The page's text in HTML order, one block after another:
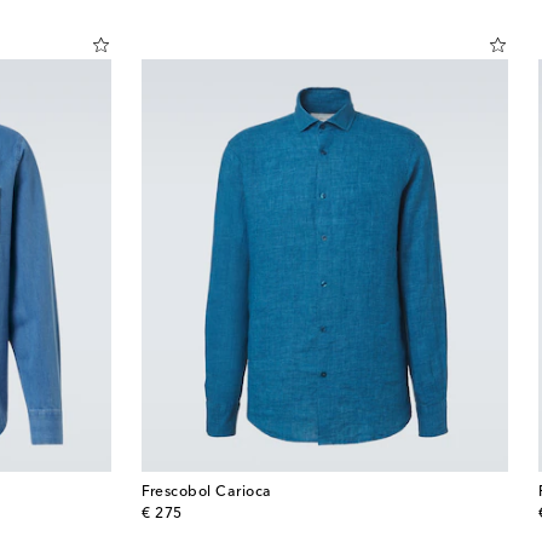
Frescobol Carioca
€ 275
original price